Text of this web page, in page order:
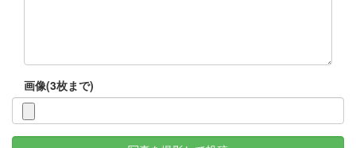
画像(3枚まで)